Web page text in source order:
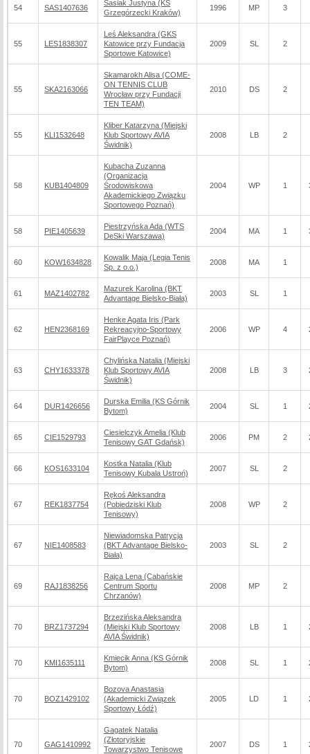
54 SAS1407636
Sasiak Justyna (KS
Grzegórzecki Kraków)
1996 MP 3
55 LES1838307
Leś Aleksandra (GKS
Katowice przy Fundacja
Sportowe Katowice)
2009 SL 2
55 SKA2163066
Skamarokh Alisa (COME-
ON TENNIS CLUB
Wrocław przy Fundacji
TEN TEAM)
2010 DS 2
55 KLI1532648
Kliber Katarzyna (Miejski
Klub Sportowy AVIA
Świdnik)
2008 LB 2
58 KUB1404809
Kubacha Zuzanna
(Organizacja
Środowiskowa
Akademickiego Związku
Sportowego Poznań)
2004 WP 1
58 PIE1405639
Piestrzyńska Ada (WTS
DeSki Warszawa)
2004 MA 1
60 KOW1634828
Kowalik Maja (Legia Tenis
Sp. z o.o.)
2008 MA 1
61 MAZ1402782
Mazurek Karolina (BKT
Advantage Bielsko-Biała)
2003 SL 1
62 HEN2368169
Henke Agata Iris (Park
Rekreacyjno-Sportowy
FairPlayce Poznań)
2006 WP 4
63 CHY1633378
Chylińska Natalia (Miejski
Klub Sportowy AVIA
Świdnik)
2008 LB 3
64 DUR1426656
Durska Emilia (KS Górnik
Bytom)
2004 SL 1
65 CIE1529793
Ciesielczyk Amelia (Klub
Tenisowy GAT Gdańsk)
2006 PM 2
66 KOS1633104
Kostka Natalia (Klub
Tenisowy Kubala Ustroń)
2007 SL 2
67 REK1837754
Rękoś Aleksandra
(Pobiedziski Klub
Tenisowy)
2008 WP 2
67 NIE1408583
Niewiadomska Patrycja
(BKT Advantage Bielsko-
Biała)
2003 SL 2
69 RAJ1838256
Rajca Lena (Cabańskie
Centrum Sportu
Chrzanów)
2008 MP 2
70 BRZ1737294
Brzezińska Aleksandra
(Miejski Klub Sportowy
AVIA Świdnik)
2008 LB 1
70 KMI1635111
Kmiecik Anna (KS Górnik
Bytom)
2008 SL 1
70 BOZ1429102
Bozova Anastasia
(Akademicki Związek
Sportowy Łódź)
2005 LD 1
70 GAG1410992
Gagatek Natalia
(Złotoryjskie
Towarzystwo Tenisowe
2007 DS 1